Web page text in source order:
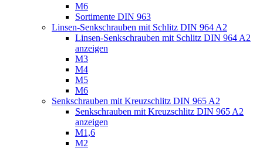
M6
Sortimente DIN 963
Linsen-Senkschrauben mit Schlitz DIN 964 A2
Linsen-Senkschrauben mit Schlitz DIN 964 A2
anzeigen
M3
M4
M5
M6
Senkschrauben mit Kreuzschlitz DIN 965 A2
Senkschrauben mit Kreuzschlitz DIN 965 A2
anzeigen
M1,6
M2